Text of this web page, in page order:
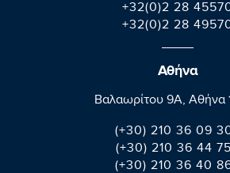
+32(0)2 28
+32(0)2 28
Αθήνα
Βαλαωρίτου 9A, Aθήνα
(+30) 210 36 09
(+30) 210 36 44
(+30) 210 36 40